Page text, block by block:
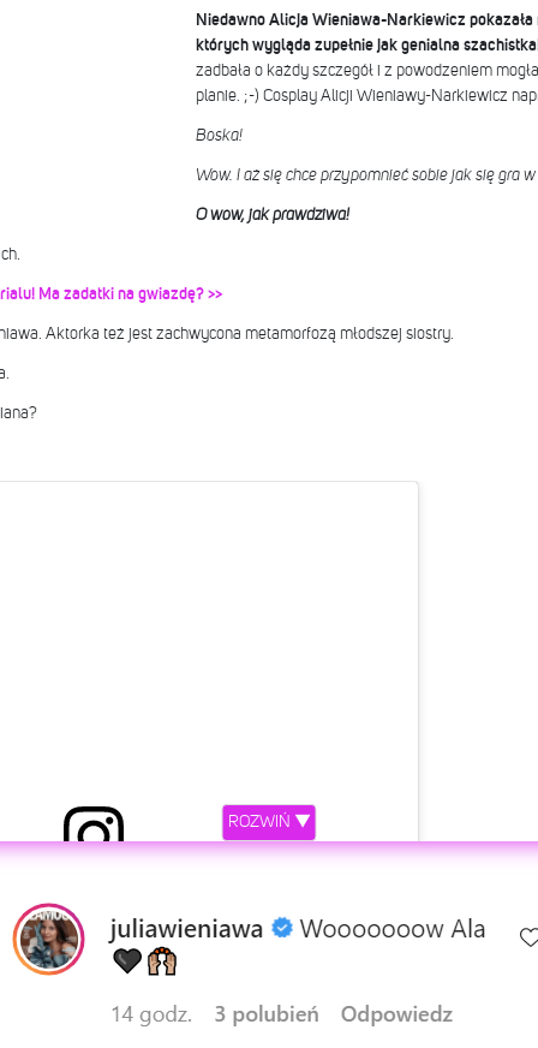
Niedawno Alicja Wieniawa-Narkiewicz pokazała
których wygląda zupełnie jak genialna
zadbała o każdy szczegół i z powodzeniem
planie. ;-) Cosplay Alicji Wieniawy-Narkiewicz
Boska!
Wow. I aż się chce przypomnieć sobie jak się gra
O wow, jak prawdziwa!
Ma zadatki na gwiazdę? >>
Aktorka też jest zachwycona metamorfozą młodszej siostry.
ten post na Instagramie.
ROZWIŃ ▼